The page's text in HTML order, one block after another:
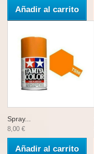
Añadir al carrito
Spray...
8,00 €
Añadir al carrito